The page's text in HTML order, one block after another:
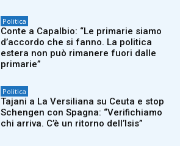
Politica
Conte a Capalbio: “Le primarie siamo
d’accordo che si fanno. La politica
estera non può rimanere fuori dalle
primarie”
Politica
Tajani a La Versiliana su Ceuta e stop
Schengen con Spagna: “Verifichiamo
chi arriva. C’è un ritorno dell’Isis”